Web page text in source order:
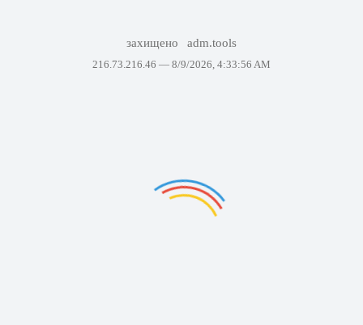
захищено adm.tools
216.73.216.46 — 8/9/2026, 4:33:56 AM